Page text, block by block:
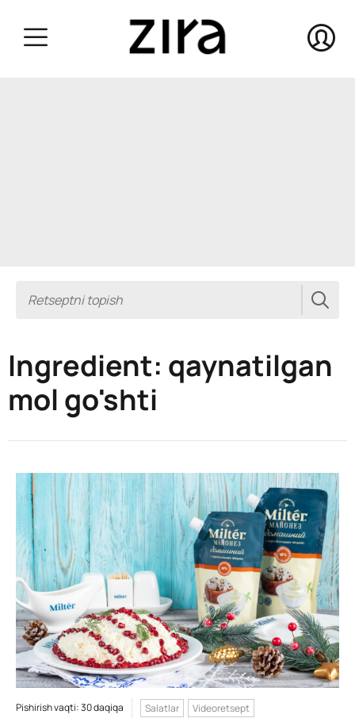
Ingredient: qaynatilgan
mol go'shti
Pishirish vaqti: 30 daqiqa Salatlar Videoretsept